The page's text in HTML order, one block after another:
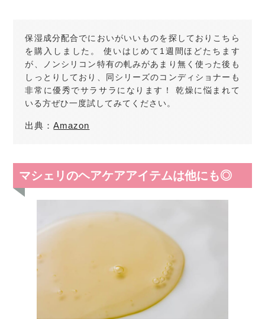
保湿成分配合でにおいがいいものを探しておりこちら
を購入しました。 使いはじめて1週間ほどたちます
が、ノンシリコン特有の軋みがあまり無く使った後も
しっとりしており、同シリーズのコンディショナーも
非常に優秀でサラサラになります！ 乾燥に悩まれて
いる方ぜひ一度試してみてください。
出典：Amazon
マシェリのヘアケアアイテムは他にも◎